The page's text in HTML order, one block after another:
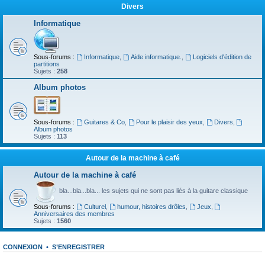
Divers
Informatique
Sous-forums : Informatique, Aide informatique.
Logiciels d'édition de
partitions
Sujets : 258
Album photos
Sous-forums : Guitares & Co, Pour le plaisir des yeux Divers
Album photos
Sujets : 113
Autour de la machine à café
Autour de la machine à café
bla...bla...bla... les sujets qui ne sont pas liés à la guitare classique
Sous-forums : Culturel, humour, histoires drôles Jeux
Anniversaires des membres
Sujets : 1560
CONNEXION • S’ENREGISTRER